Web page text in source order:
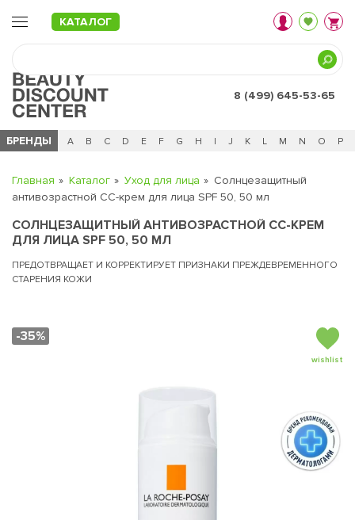
КАТАЛОГ
8 (499) 645-53-65
БРЕНДЫ
Ч 0 - 9 A B C D E F G H I J K L M N O P
Главная Каталог Уход для лица
Солнцезащитный
антивозрастной СС-крем для лица SPF 50, 50 мл
СОЛНЦЕЗАЩИТНЫЙ АНТИВОЗРАСТНОЙ СС-КРЕМ
ДЛЯ ЛИЦА SPF 50, 50 МЛ
ПРЕДОТВРАЩАЕТ И КОРРЕКТИРУЕТ ПРИЗНАКИ ПРЕЖДЕВРЕМЕННОГО
СТАРЕНИЯ КОЖИ
-35%
wishlist